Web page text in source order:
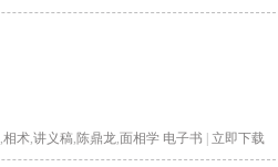
相术 讲义稿 陈鼎龙 面相学 电子书 | 立即下载